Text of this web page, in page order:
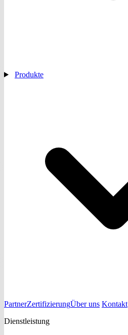
Produkte
PartnerZertifizierungÜber uns Kontakt
Dienstleistung